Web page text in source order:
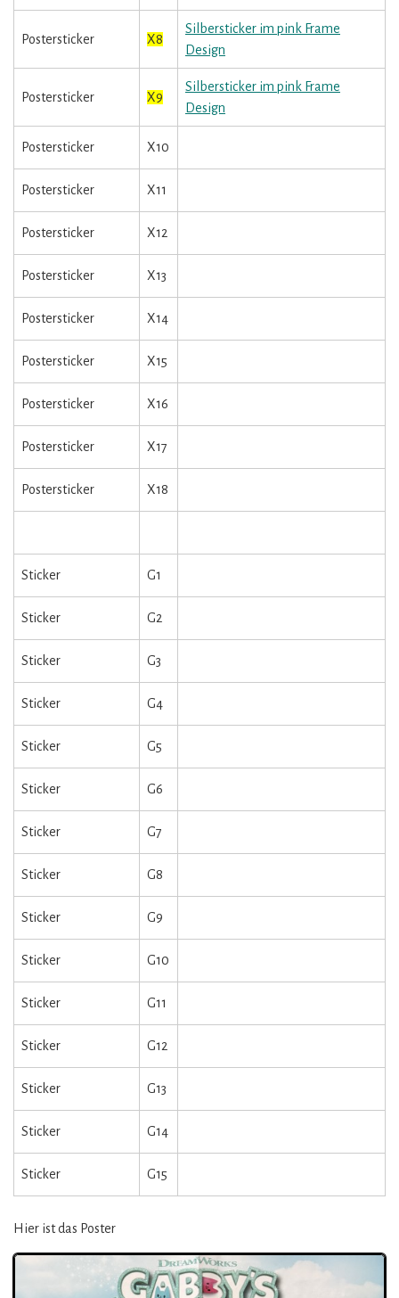
Postersticker X8
Silbersticker im pink Frame
Design
Postersticker X9
Silbersticker im pink Frame
Design
Postersticker X10
Postersticker X11
Postersticker X12
Postersticker X13
Postersticker X14
Postersticker X15
Postersticker X16
Postersticker X17
Postersticker X18
Sticker G1
Sticker G2
Sticker G3
Sticker G4
Sticker G5
Sticker G6
Sticker G7
Sticker G8
Sticker G9
Sticker G10
Sticker G11
Sticker G12
Sticker G13
Sticker G14
Sticker G15
Hier ist das Poster